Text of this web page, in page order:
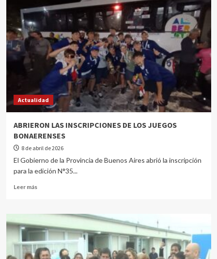
Actualidad
ABRIERON LAS INSCRIPCIONES DE LOS JUEGOS
BONAERENSES
8 de abril de 2026
El Gobierno de la Provincia de Buenos Aires abrió la inscripción
para la edición N°35...
Leer más